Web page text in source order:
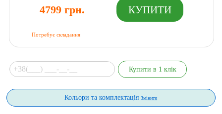
4799 грн.
Потребує складання
Кольори та комплектаціяЗмінити